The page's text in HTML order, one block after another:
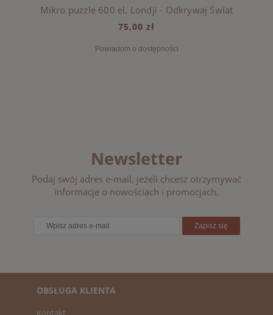
Mikro puzzle 600 el. Londji - Odkrywaj Świat
75,00 zł
Powiadom o dostępności
Newsletter
Podaj swój adres e-mail, jeżeli chcesz otrzymywać
informacje o nowościach i promocjach.
Zapisz się
OBSŁUGA KLIENTA
Kontakt